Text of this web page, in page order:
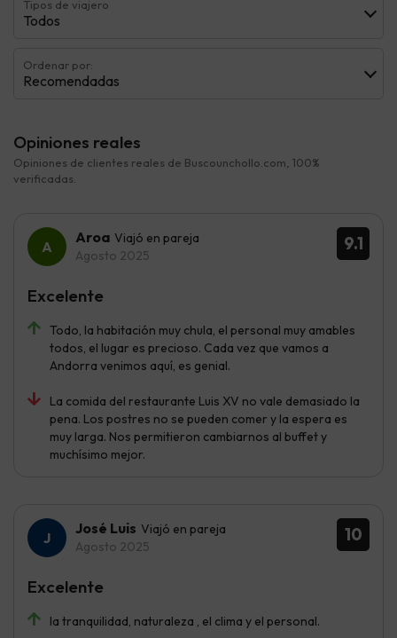
Tipos de viajero
Todos
Ordenar por:
Recomendadas
Opiniones reales
Opiniones de clientes reales de Buscounchollo.com, 100%
verificadas.
9.1
Aroa Viajó en pareja
Agosto 2025
Todo, la habitación muy chula, el personal muy amables
todos, el lugar es precioso. Cada vez que vamos a
Andorra venimos aquí, es genial.
La comida del restaurante Luis XV no vale demasiado la
pena. Los postres no se pueden comer y la espera es
muy larga. Nos permitieron cambiarnos al buffet y
muchísimo mejor.
Excelente
10
José Luis Viajó en pareja
Agosto 2025
la tranquilidad, naturaleza , el clima y el personal.
Excelente